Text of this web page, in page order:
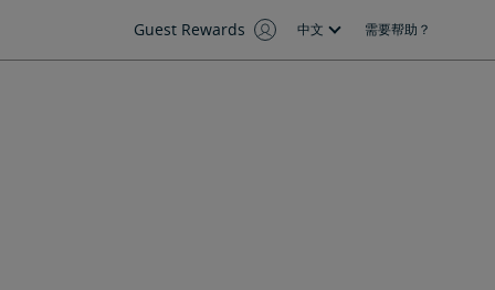
Guest Rewards 中文 需要帮助？